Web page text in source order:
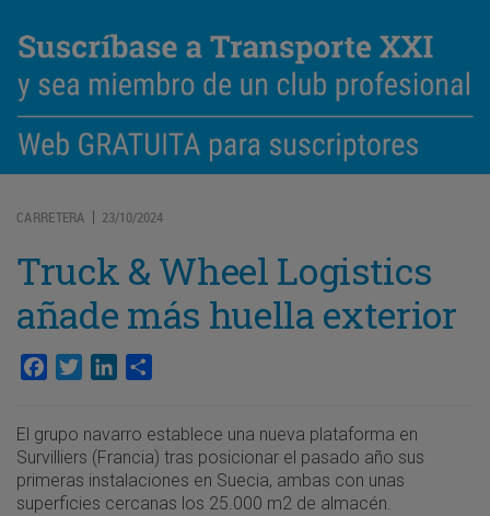
CARRETERA | 23/10/2024
Truck & Wheel Logistics
añade más huella exterior
Facebook
TwitterLinkedIn
El grupo navarro establece una nueva plataforma en
Survilliers (Francia) tras posicionar el pasado año sus
primeras instalaciones en Suecia, ambas con unas
superficies cercanas los 25.000 m2 de almacén.